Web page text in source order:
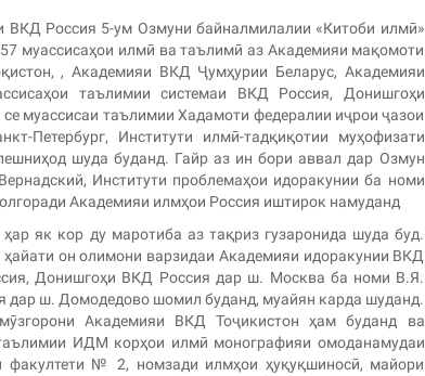
Россия 5-ум Озмуни байналмилалии «Китоби илмӣ»
муассисаҳои илмӣ ва таълимӣ аз Академияи мақомоти
, Академияи ВКД Ҷумҳурии Беларус, Академияи
таълимии системаи ВКД Россия, Донишгоҳи
муассисаи таълимии Хадамоти федералии иҷрои ҷазои
Петербург, Институти илмӣ-тадқиқотии муҳофизати
шуда буданд. Гайр аз ин бори аввал дар Озмун
Институти проблемаҳои идоракунии ба номи
Академияи илмҳои Россия иштирок намуданд
як кор ду маротиба аз тақриз гузаронида шуда буд.
он олимони варзидаи Академияи идоракунии ВКД
Донишгоҳи ВКД Россия дар ш. Москва ба номи В.Я.
ш. Домодедово шомил буданд, муайян карда шуданд.
Академияи ВКД Тоҷикистон ҳам буданд ва
ИДМ корҳои илмӣ монографияи омоданамудаи
№ 2, номзади илмҳои ҳуқуқшиносӣ, майори